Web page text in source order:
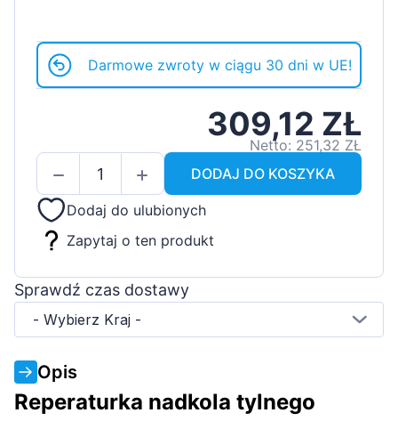
Darmowe zwroty w ciągu 30 dni w UE!
309,12 ZŁ
Netto: 251,32 ZŁ
DODAJ DO KOSZYKA
Dodaj do ulubionych
Zapytaj o ten produkt
Sprawdź czas dostawy
- Wybierz Kraj -
Opis
Reperaturka nadkola tylnego